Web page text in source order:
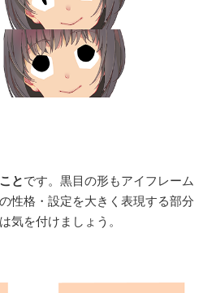
とです。黒目の形もアイフレーム
性格・設定を大きく表現する部分
気を付けましょう。